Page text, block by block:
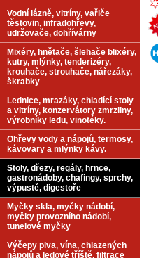
Vodní lázně, vitríny, vařiče
těstovin, infradohřevy,
udržovače, dohřívárny
Mixéry, hnětače, šlehače blixéry,
kutry, mlýnky, tenderizéry,
krouhače, strouhače, nářezáky,
škrabky
Lednice, mrazáky, chladící stoly
a vitríny, konzervátory zmrzliny,
výrobníky ledu, vinotéky.
Ohřevy vody a nápojů, termosy,
kávovary a mlýnky kávy.
Stoly, dřezy, regály, hrnce,
gastronádoby, chafingy, sprchy,
výpustě, digestoře
Myčky skla, myčky nádobí,
myčky provozního nádobí,
tunelové myčky
Výčepy piva, vína, chlazených
nápojů a ledové tříště, filtrace